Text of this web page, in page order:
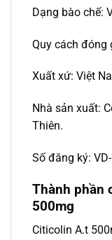
Dạng bào chế:
Quy cách đóng
Xuất xứ: Việt
Nhà sản xuất:
Thiên.
Số đăng ký:
Thành phần
500mg
Citicolin A.t